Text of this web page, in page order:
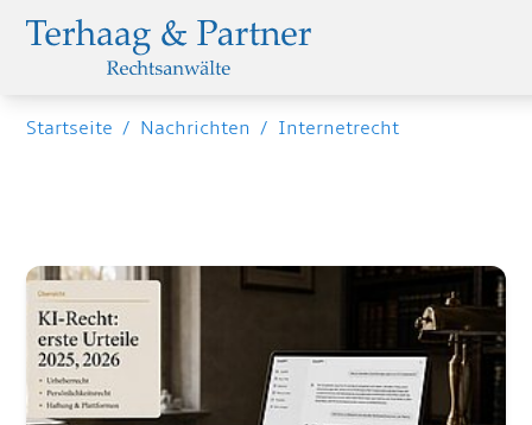
Startseite / Nachrichten / Internetrecht